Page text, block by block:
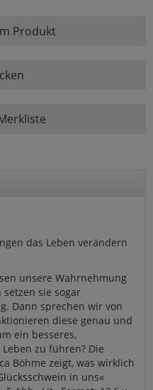
Produkt
das Leben verändern
unsere Wahrnehmung
sie sogar
Dann sprechen wir von
diese genau und
ein besseres,
zu führen? Die
Böhme zeigt, was wirklich
in uns«